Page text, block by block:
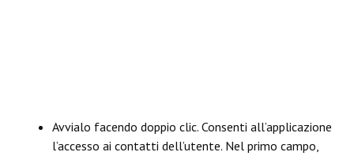
Avvialo facendo doppio clic. Consenti all’applicazione
l’accesso ai contatti dell’utente. Nel primo campo,